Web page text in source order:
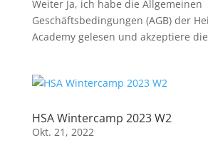
Weiter Ja, ich habe die Allgemeinen
Geschäftsbedingungen (AGB) der
Academy gelesen und akzeptiere
HSA Wintercamp 2023 W2
Okt. 21, 2022